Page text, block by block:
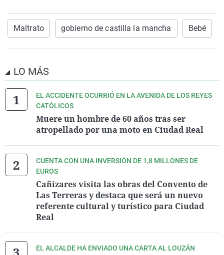
Maltrato gobierno de castilla la mancha Bebé
LO MÁS
EL ACCIDENTE OCURRIÓ EN LA AVENIDA DE LOS REYES
CATÓLICOS
Muere un hombre de 60 años tras ser
atropellado por una moto en Ciudad Real
CUENTA CON UNA INVERSIÓN DE 1,8 MILLONES DE
EUROS
Cañizares visita las obras del Convento de
Las Terreras y destaca que será un nuevo
referente cultural y turístico para Ciudad
Real
EL ALCALDE HA ENVIADO UNA CARTA AL LOUZÁN